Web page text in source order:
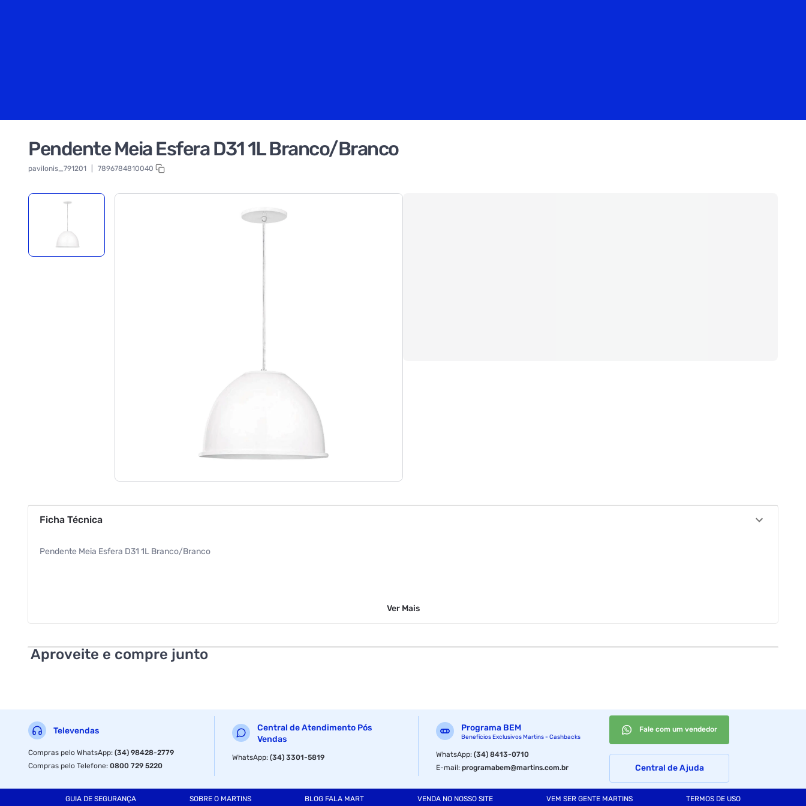
Pendente Meia Esfera D31 1L Branco/Branco
pavilonis_791201 7896784810040
Ficha Técnica
Pendente Meia Esfera D31 1L Branco/Branco
Ver Mais
Aproveite e compre junto
Televendas
Compras pelo WhatsApp:(34) 98428-2779
Compras pelo Telefone:0800 729 5220
Central de Atendimento Pós
Vendas
WhatsApp:(34) 3301-5819
Programa BEM
Benefícios Exclusivos Martins - Cashbacks
WhatsApp:(34) 8413-0710
E-mail:programabem@martins.com.br
Fale com um vendedor
Central de Ajuda
GUIA DE SEGURANÇA SOBRE O MARTINS BLOG FALA MART VENDA NO NOSSO SITE VEM SER GENTE MARTINS TERMOS DE USO